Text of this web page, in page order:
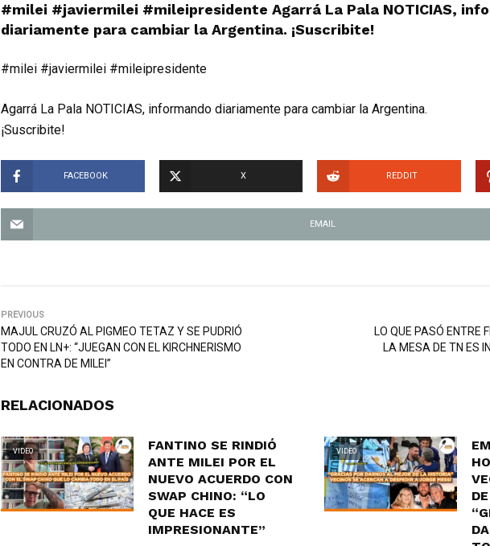
#milei #javiermilei #mileipresidente Agarrá La Pala NOTICIAS,
diariamente para cambiar la Argentina. ¡Suscribite!
#milei #javiermilei #mileipresidente
Agarrá La Pala NOTICIAS, informando diariamente para cambiar la Argentina.
¡Suscribite!
FACEBOOK X REDDIT
EMAIL
PREVIOUS
MAJUL CRUZÓ AL PIGMEO TETAZ Y SE PUDRIÓ
TODO EN LN+: “JUEGAN CON EL KIRCHNERISMO
EN CONTRA DE MILEI”
LO QUE PASÓ ENTRE
LA MESA DE TN ES
RELACIONADOS
VIDEO
FANTINO SE RINDIÓ
ANTE MILEI POR EL
NUEVO ACUERDO CON
SWAP CHINO: “LO
QUE HACE ES
IMPRESIONANTE”
VIDEO